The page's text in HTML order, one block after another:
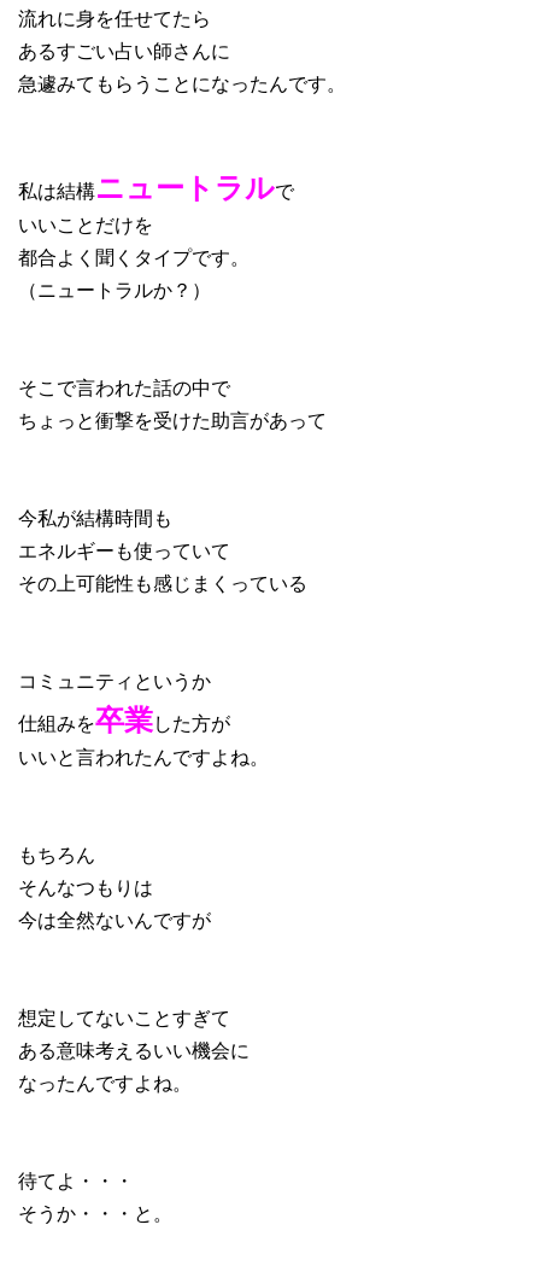
流れに身を任せてたら
あるすごい占い師さんに
急遽みてもらうことになったんです。
私は結構ニュートラルで
いいことだけを
都合よく聞くタイプです。
（ニュートラルか？）
そこで言われた話の中で
ちょっと衝撃を受けた助言があって
今私が結構時間も
エネルギーも使っていて
その上可能性も感じまくっている
コミュニティというか
仕組みを卒業した方が
いいと言われたんですよね。
もちろん
そんなつもりは
今は全然ないんですが
想定してないことすぎて
ある意味考えるいい機会に
なったんですよね。
待てよ・・・
そうか・・・と。